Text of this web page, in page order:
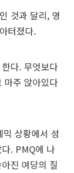
것과 달리, 영
터졌다.
다. 무엇보다
마주 앉아있다
상황에서 성
. PMQ에 나
진 여당의 질